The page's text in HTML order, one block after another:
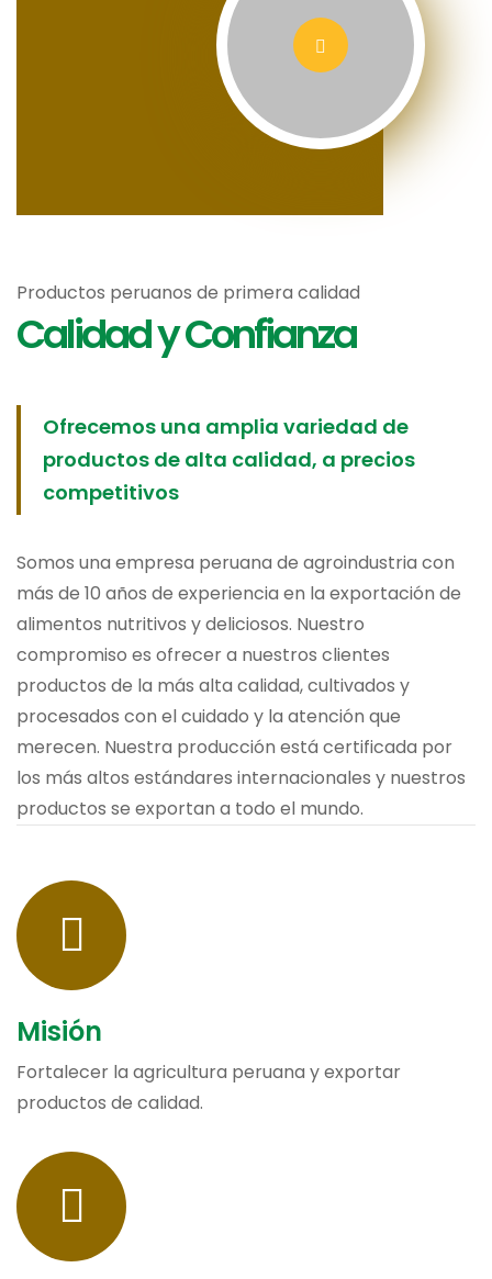
Productos peruanos de primera calidad
Calidad y Confianza
Ofrecemos una amplia variedad de
productos de alta calidad, a precios
competitivos
Somos una empresa peruana de agroindustria con
más de 10 años de experiencia en la exportación de
alimentos nutritivos y deliciosos. Nuestro
compromiso es ofrecer a nuestros clientes
productos de la más alta calidad, cultivados y
procesados con el cuidado y la atención que
merecen. Nuestra producción está certificada por
los más altos estándares internacionales y nuestros
productos se exportan a todo el mundo.
Misión
Fortalecer la agricultura peruana y exportar
productos de calidad.